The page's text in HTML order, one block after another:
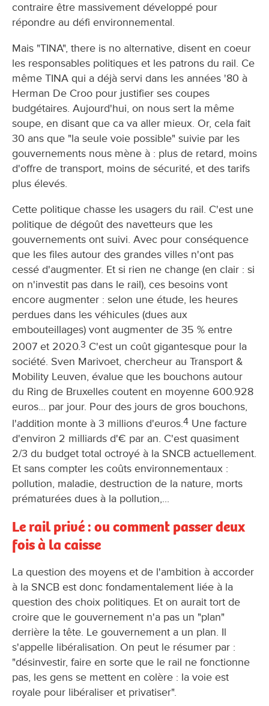
contraire être massivement développé pour
répondre au défi environnemental.
Mais "TINA", there is no alternative, disent en coeur
les responsables politiques et les patrons du rail. Ce
même TINA qui a déjà servi dans les années '80 à
Herman De Croo pour justifier ses coupes
budgétaires. Aujourd'hui, on nous sert la même
soupe, en disant que ca va aller mieux. Or, cela fait
30 ans que "la seule voie possible" suivie par les
gouvernements nous mène à : plus de retard, moins
d'offre de transport, moins de sécurité, et des tarifs
plus élevés.
Cette politique chasse les usagers du rail. C'est une
politique de dégoût des navetteurs que les
gouvernements ont suivi. Avec pour conséquence
que les files autour des grandes villes n'ont pas
cessé d'augmenter. Et si rien ne change (en clair : si
on n'investit pas dans le rail), ces besoins vont
encore augmenter : selon une étude, les heures
perdues dans les véhicules (dues aux
embouteillages) vont augmenter de 35 % entre
2007 et 2020.3 C'est un coût gigantesque pour la
société. Sven Marivoet, chercheur au Transport &
Mobility Leuven, évalue que les bouchons autour
du Ring de Bruxelles coutent en moyenne 600.928
euros... par jour. Pour des jours de gros bouchons,
l'addition monte à 3 millions d'euros.4 Une facture
d'environ 2 milliards d'€ par an. C'est quasiment
2/3 du budget total octroyé à la SNCB actuellement.
Et sans compter les coûts environnementaux :
pollution, maladie, destruction de la nature, morts
prématurées dues à la pollution,...
Le rail privé : ou comment passer deux
fois à la caisse
La question des moyens et de l'ambition à accorder
à la SNCB est donc fondamentalement liée à la
question des choix politiques. Et on aurait tort de
croire que le gouvernement n'a pas un "plan"
derrière la tête. Le gouvernement a un plan. Il
s'appelle libéralisation. On peut le résumer par :
"désinvestir, faire en sorte que le rail ne fonctionne
pas, les gens se mettent en colère : la voie est
royale pour libéraliser et privatiser".